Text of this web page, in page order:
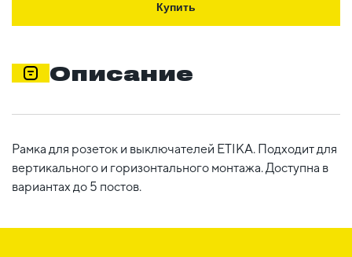
Купить
Описание
Рамка для розеток и выключателей ETIKA. Подходит для
вертикального и горизонтального монтажа. Доступна в
вариантах до 5 постов.